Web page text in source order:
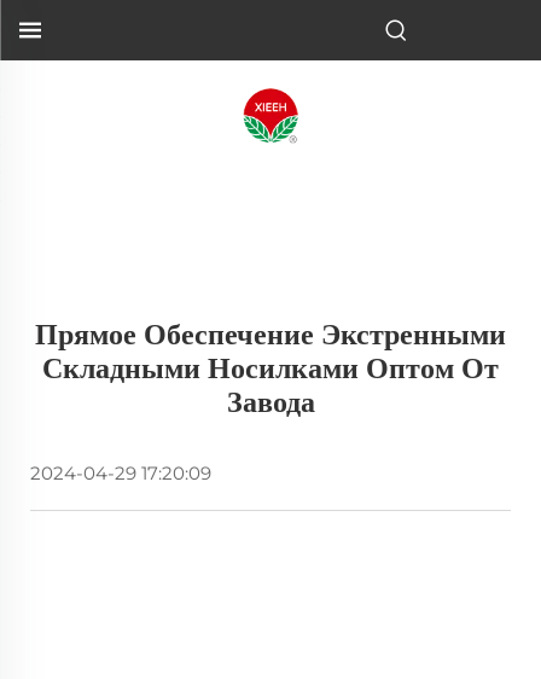
Прямое Обеспечение Экстренными
Складными Носилками Оптом От
Завода
2024-04-29 17:20:09